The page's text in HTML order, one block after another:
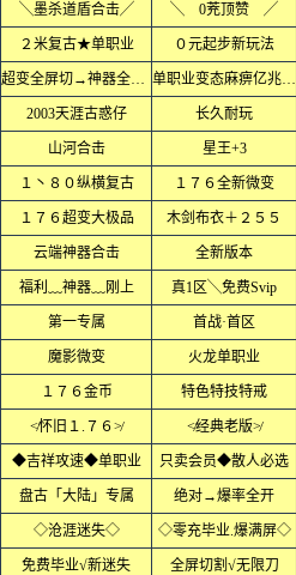
╲墨杀道盾合击╱ ╲ 0茺顶赞 ╱
２米复古★单职业 ０元起步新玩法
超变全屏切→神器全屏乱炸 单职业变态麻痹亿兆爆率
2003天涯古惑仔 长久耐玩
山河合击 星王+3
１丶８０纵横复古 １７６全新微变
１７６超变大极品 木剑布衣＋２５５
云端神器合击 全新版本
福利﹏神器﹏刚上 真1区╲免费Svip
第一专属 首战·首区
魔影微变 火龙单职业
１７６金币 特色特技特戒
≮怀旧１.７６≯ ≮经典老版≯
◆吉祥攻速◆单职业 只卖会员◆散人必选
盘古「大陆」专属 绝对→爆率全开
◇沧涯迷失◇ ◇零充毕业.爆满屏◇
免费毕业√新迷失 全屏切割√无限刀